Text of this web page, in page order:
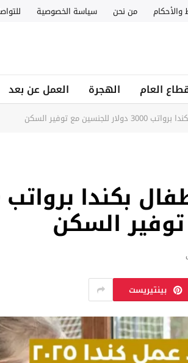
والأحكام من نحن سياسة الخصوصية
العام الهجرة العمل عن بعد
مع توفير السكن
السكن
بينتيريست